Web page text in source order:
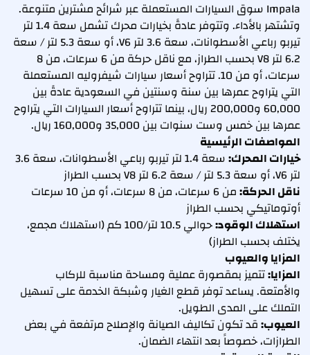
Impala سوق السيارات المستعملة عبر شرائح مشترين متنوعة.
وتشتهر بالأداء. وتتوفر عادةً بخيارات محرك تشمل سعة 1.4 لتر
تيربو رباعي الأسطوانات، سعة 3.6 لتر V6، أو سعة 5.3 لتر / سعة
6.2 لتر V8 بحسب الطراز، مع ناقل حركة من 6 سرعات، من 8
سرعات، أو من 10. تتراوح أسعار سيارات شيفروليه المستعملة
التي يتراوح عمرها بين سنة وسنتين في السعودية عادةً بين
60,000 و200,000 ريال، بينما تتراوح أسعار السيارات التي يتراوح
عمرها بين خمس وست سنوات بين 35,000 و160,000 ريال.
المواصفات الرئيسية
خيارات المحرك:
سعة 1.4 لتر تيربو رباعي الأسطوانات، سعة 3.6
لتر V6، أو سعة 5.3 لتر / سعة 6.2 لتر V8 بحسب الطراز
ناقل الحركة:
من 6 سرعات، من 8 سرعات، أو من 10 سرعات
أوتوماتيكي بحسب الطراز
استهلاك الوقود:
حوالي 10.5 لتر/100 كم (استهلاك مجمع،
يختلف بحسب الطراز)
المزايا والعيوب
المزايا:تتميز بمقصورة عملية ومساحة مناسبة للركاب
والأمتعة. يساعد توفر قطع الغيار وشبكة الخدمة على تسهيل
التملك على المدى الطويل.
العيوب:قد تكون تكاليف الصيانة والإصلاح مرتفعة في بعض
الطرازات، خصوصاً بعد انتهاء الضمان.